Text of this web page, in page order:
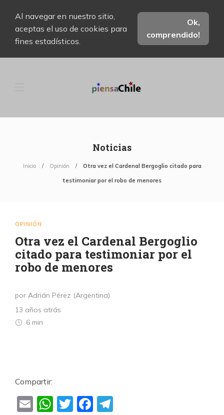
Al navegar en nuestro sitio,
aceptas el uso de cookies para
fines estadísticos.
Ok,
comprendido!
Noticias
Inicio Opinión Otra vez el Cardenal Bergoglio citado para
testimoniar por el robo de menores
OPINIÓN
Otra vez el Cardenal Bergoglio
citado para testimoniar por el
robo de menores
por Adrián Pérez (Argentina)
13 años atrás
6 min
Compartir:
EmailWhatsApp
TwitterFacebook